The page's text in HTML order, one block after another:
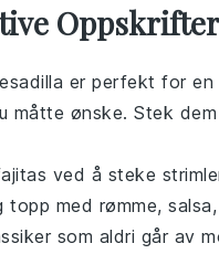
er perfekt for en
måtte ønske. Stek
ved å steke
topp med rømme, salsa
som aldri går av